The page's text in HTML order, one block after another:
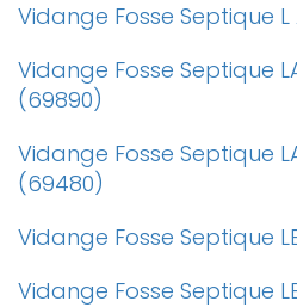
Vidange Fosse Septique L
Vidange Fosse Septique LA
(69890)
Vidange Fosse Septique
(69480)
Vidange Fosse Septique
Vidange Fosse Septique